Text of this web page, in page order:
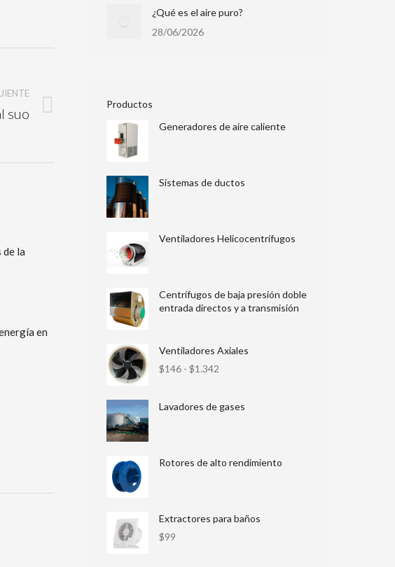
suo
de la
en
¿Qué es el aire puro?
28/06/2026
Productos
Generadores de aire caliente
Sistemas de ductos
Ventiladores Helicocentrífugos
Centrífugos de baja presión doble
entrada directos y a transmisión
Ventiladores Axiales
$146 - $1.342
Lavadores de gases
Rotores de alto rendimiento
Extractores para baños
$99